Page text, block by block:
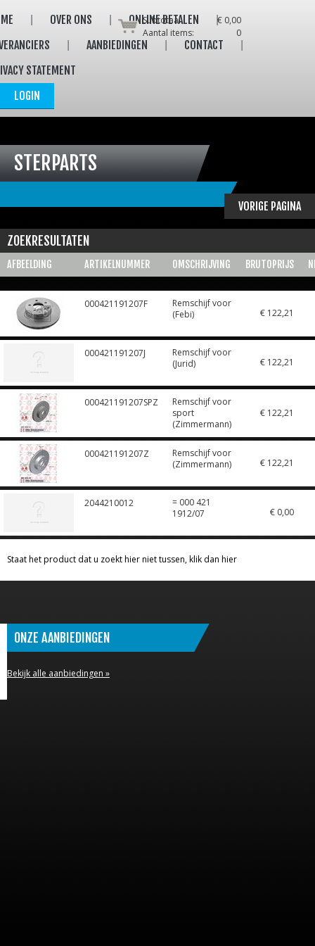
OVER ONS
ONLINE BETALEN
AANBIEDINGEN
CONTACT
STATEMENT
Subtotaal:
€ 0,00
Aantal items:
0
LOGIN
STERPARTS
VORIGE PAGINA
ZOEKRESULTATEN
AFBEELDING ARTIKELNUMMER OMSCHRIJVING BRUTOPRIJS
000421191207F
Remschijf voor
(Febi)
€ 122,21
000421191207J
Remschijf voor
(Jurid)
€ 122,21
000421191207SPZ
Remschijf voor
sport
(Zimmermann)
€ 122,21
000421191207Z
Remschijf voor
(Zimmermann)
€ 122,21
2044210012
= 000 421
1912/07
€ 0,00
Staat het product dat u zoekt hier niet tussen, klik dan hier
ONZE AANBIEDINGEN
Bekijk alle aanbiedingen »